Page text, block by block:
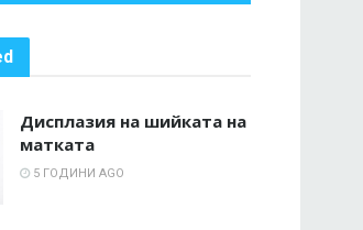
Дисплазия на шийката на
матката
5 ГОДИНИ AGO